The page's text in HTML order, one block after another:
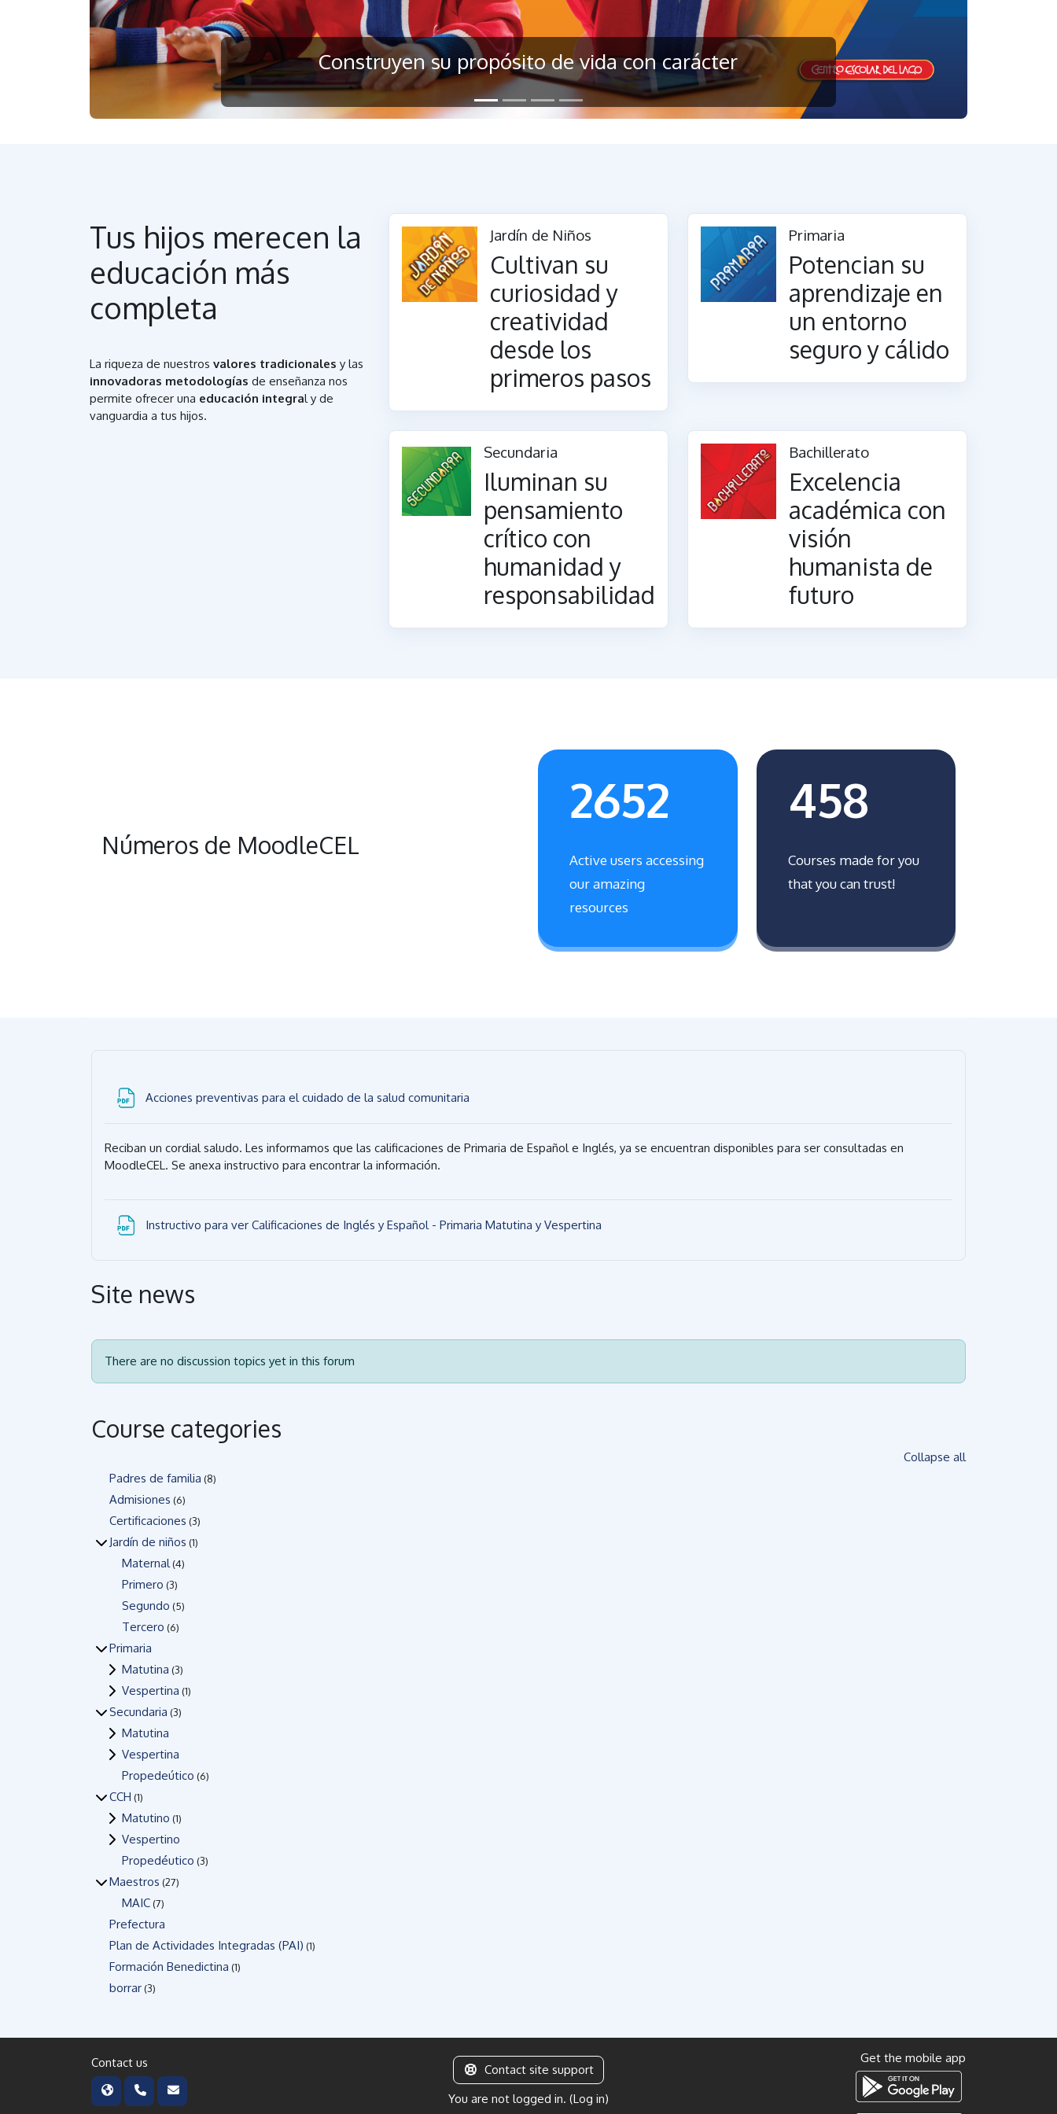
Construyen su propósito de vida con carácter
Tus hijos merecen la
educación más
completa
La riqueza de nuestros valores tradicionales y las
innovadoras metodologías de enseñanza nos
permite ofrecer una educación integral y de
vanguardia a tus hijos.
Jardín de Niños
Cultivan su
curiosidad y
creatividad
desde los
primeros pasos
Primaria
Potencian su
aprendizaje en
un entorno
seguro y cálido
Secundaria
Iluminan su
pensamiento
crítico con
humanidad y
responsabilidad
Bachillerato
Excelencia
académica con
visión
humanista de
futuro
Números de MoodleCEL
2652
Active users accessing
our amazing
resources
458
Courses made for you
that you can trust!
Acciones preventivas para el cuidado de la salud comunitaria
Reciban un cordial saludo. Les informamos que las calificaciones de Primaria de Español e Inglés, ya se encuentran disponibles para ser consultadas en
MoodleCEL. Se anexa instructivo para encontrar la información.
Instructivo para ver Calificaciones de Inglés y Español - Primaria Matutina y Vespertina
Site news
There are no discussion topics yet in this forum
Course categories
Collapse all
Padres de familia (8)
Admisiones (6)
Certificaciones (3)
Jardín de niños (1)
Maternal (4)
Primero (3)
Segundo (5)
Tercero (6)
Primaria
Matutina (3)
Vespertina (1)
Secundaria (3)
Matutina
Vespertina
Propedeútico (6)
CCH (1)
Matutino (1)
Vespertino
Propedéutico (3)
Maestros (27)
MAIC(7)
Prefectura
Plan de Actividades Integradas (PAI) (1)
Formación Benedictina (1)
borrar(3)
Contact us
Contact site support
You are not logged in. (Log in)
Get the mobile app